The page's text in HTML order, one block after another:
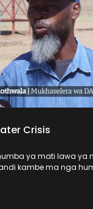
Crisis
ya mati lawa ya
kambe ma nga